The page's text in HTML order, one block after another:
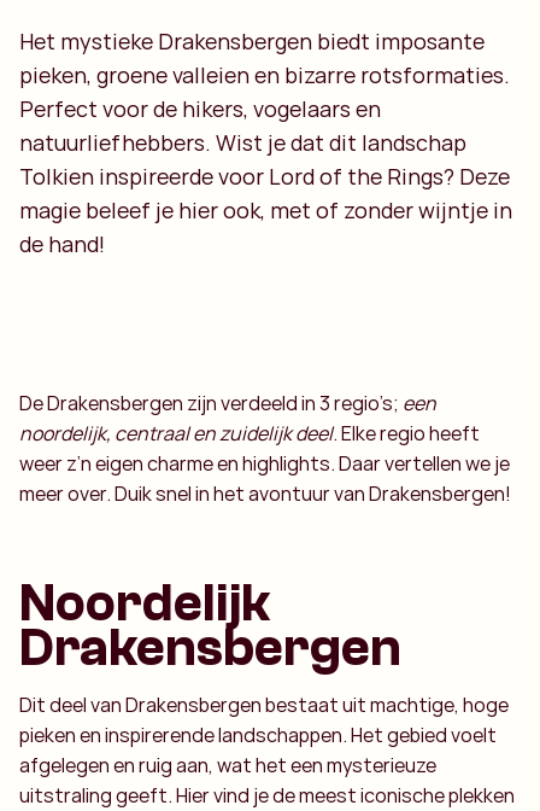
Het mystieke Drakensbergen biedt imposante
pieken, groene valleien en bizarre rotsformaties.
Perfect voor de hikers, vogelaars en
natuurliefhebbers. Wist je dat dit landschap
Tolkien inspireerde voor Lord of the Rings? Deze
magie beleef je hier ook, met of zonder wijntje in
de hand!
De Drakensbergen zijn verdeeld in 3 regio’s; een
noordelijk, centraal en zuidelijk deel. Elke regio heeft
weer z’n eigen charme en highlights. Daar vertellen we je
meer over. Duik snel in het avontuur van Drakensbergen!
Noordelijk
Drakensbergen
Dit deel van Drakensbergen bestaat uit machtige, hoge
pieken en inspirerende landschappen. Het gebied voelt
afgelegen en ruig aan, wat het een mysterieuze
uitstraling geeft. Hier vind je de meest iconische plekken